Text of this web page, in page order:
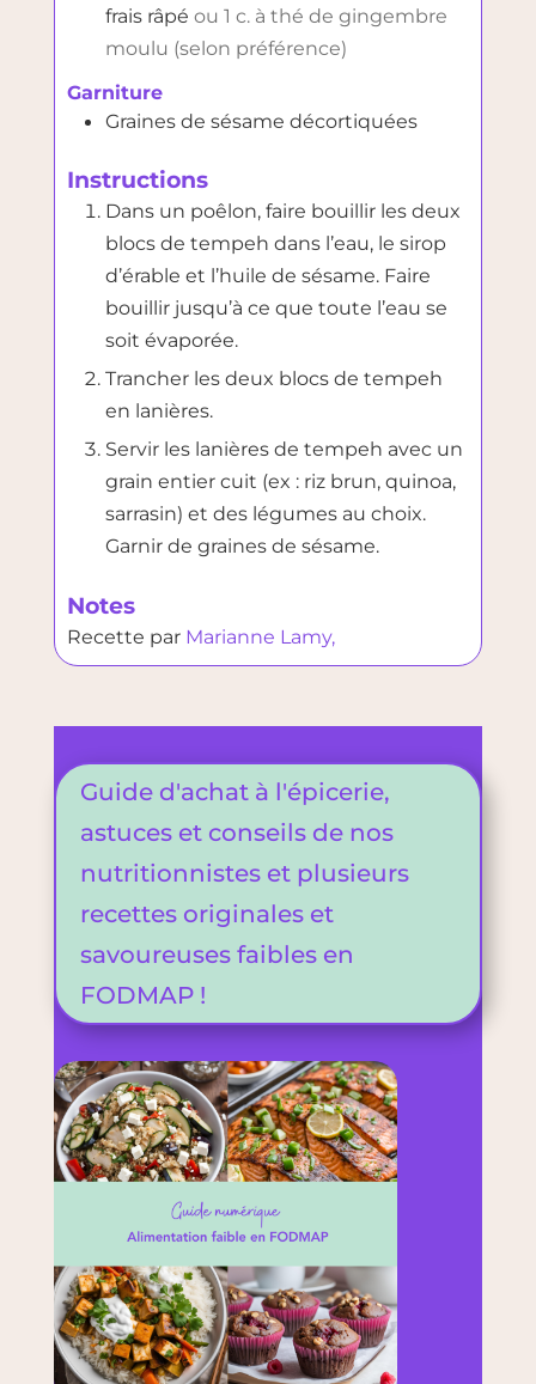
frais râpé ou 1 c. à thé de gingembre
moulu (selon préférence)
Garniture
Graines de sésame décortiquées
Instructions
Dans un poêlon, faire bouillir les deux
blocs de tempeh dans l’eau, le sirop
d’érable et l’huile de sésame. Faire
bouillir jusqu’à ce que toute l’eau se
soit évaporée.
Trancher les deux blocs de tempeh
en lanières.
Servir les lanières de tempeh avec un
grain entier cuit (ex : riz brun, quinoa,
sarrasin) et des légumes au choix.
Garnir de graines de sésame.
Notes
Recette par Marianne Lamy,
Guide d'achat à l'épicerie,
astuces et conseils de nos
nutritionnistes et plusieurs
recettes originales et
savoureuses faibles en
FODMAP !